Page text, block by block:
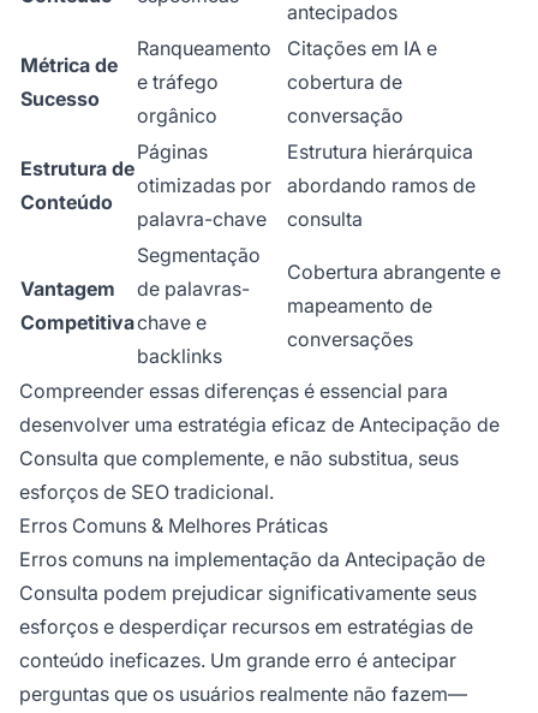
antecipados
Métrica de
Sucesso
Ranqueamento
e tráfego
orgânico
Citações em IA e
cobertura de
conversação
Estrutura de
Conteúdo
Páginas
otimizadas por
palavra-chave
Estrutura hierárquica
abordando ramos de
consulta
Vantagem
Competitiva
Segmentação
de palavras-
chave e
backlinks
Cobertura abrangente e
mapeamento de
conversações
Compreender essas diferenças é essencial para
desenvolver uma estratégia eficaz de Antecipação de
Consulta que complemente, e não substitua, seus
esforços de SEO tradicional.
Erros Comuns & Melhores Práticas
Erros comuns na implementação da Antecipação de
Consulta podem prejudicar significativamente seus
esforços e desperdiçar recursos em estratégias de
conteúdo ineficazes. Um grande erro é antecipar
perguntas que os usuários realmente não fazem—